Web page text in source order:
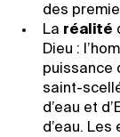
des
La réalité
Dieu :
puissance
saint-
d’eau et
d’eau.